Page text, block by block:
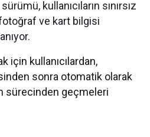
kullanıcıların sınırsız
ve kart bilgisi
için kullanıcılardan,
sonra otomatik olarak
sürecinden geçmeleri